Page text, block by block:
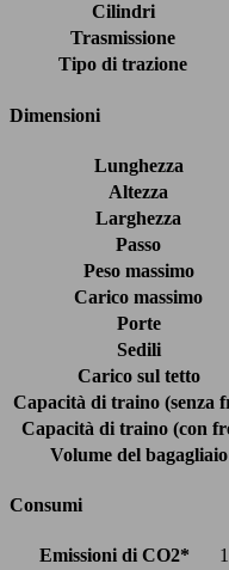
Cilindri
Trasmissione
Tipo di trazione
Dimensioni
Lunghezza
Altezza
Larghezza
Passo
Peso massimo
Carico massimo
Porte
Sedili
Carico sul tetto
Capacità di traino (senza
Capacità di traino (con
Volume del bagagliaio
Consumi
Emissioni di CO2*